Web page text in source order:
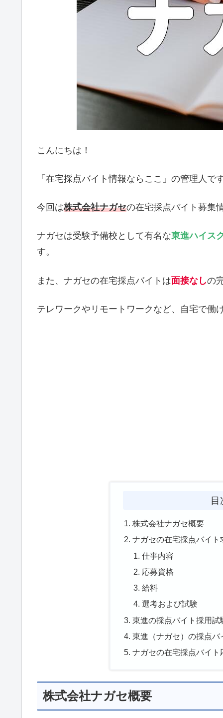
こんにちは！
「在宅採点バイト情報ならここ」の管理人で
今回は株式会社ナガセの在宅採点バイト募集
ナガセは受験予備校として有名な東進ハイス
す。
また、ナガセの在宅採点バイトは面接なしの
テレワークやリモートワークなど、自宅で働
目
株式会社ナガセ概要
ナガセの在宅採点バイト
仕事内容
応募資格
給料
選考および試験
東進の採点バイト採用
東進（ナガセ）の採点
ナガセの在宅採点バイト
株式会社ナガセ概要